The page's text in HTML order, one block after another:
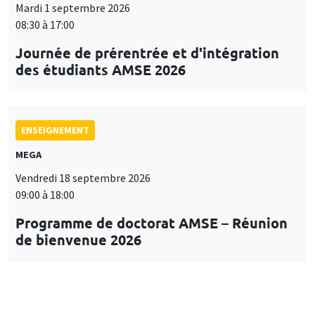
Mardi 1 septembre 2026
08:30 à 17:00
Journée de prérentrée et d'intégration
des étudiants AMSE 2026
ENSEIGNEMENT
MEGA
Vendredi 18 septembre 2026
09:00 à 18:00
Programme de doctorat AMSE – Réunion
de bienvenue 2026